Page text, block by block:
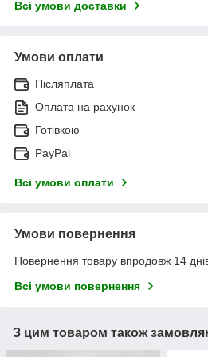
Всі умови доставки
Умови оплати
Післяплата
Оплата на рахунок
Готівкою
PayPal
Всі умови оплати
Умови повернення
Повернення товару впродовж 14
Всі умови повернення
З цим товаром також